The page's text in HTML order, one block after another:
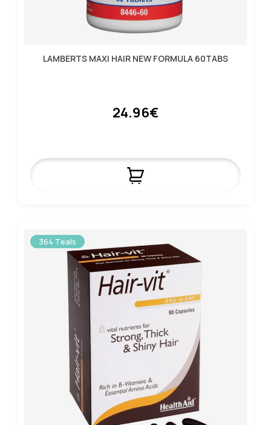
LAMBERTS MAXI HAIR NEW FORMULA 60TABS
24.96€
364 Teals